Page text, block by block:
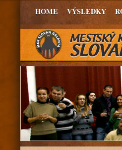
HOME VÝSLEDKY